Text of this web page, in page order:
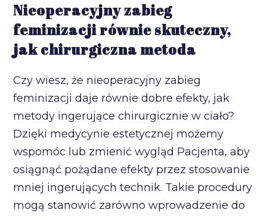
Nieoperacyjny zabieg
feminizacji równie skuteczny,
jak chirurgiczna metoda
Czy wiesz, że nieoperacyjny zabieg
feminizacji daje równie dobre efekty, jak
metody ingerujące chirurgicznie w ciało?
Dzięki medycynie estetycznej możemy
wspomóc lub zmienić wygląd Pacjenta, aby
osiągnąć pożądane efekty przez stosowanie
mniej ingerujących technik. Takie procedury
mogą stanowić zarówno wprowadzenie do